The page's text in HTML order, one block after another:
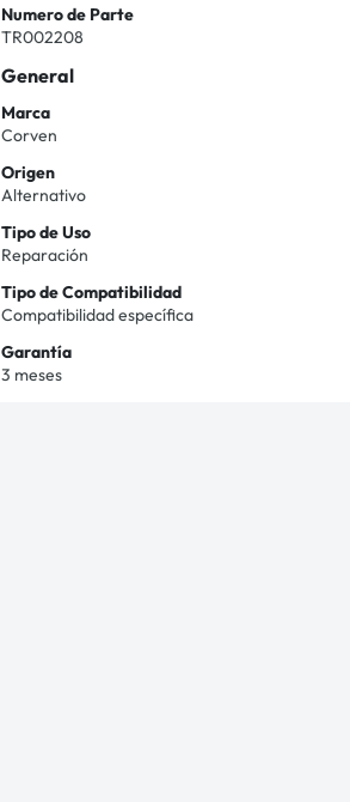
Numero de Parte
TR002208
General
Marca
Corven
Origen
Alternativo
Tipo de Uso
Reparación
Tipo de Compatibilidad
Compatibilidad específica
Garantía
3 meses